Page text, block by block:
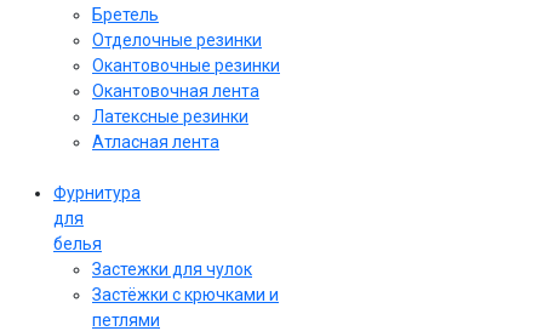
Бретель
Отделочные резинки
Окантовочные резинки
Окантовочная лента
Латексные резинки
Атласная лента
Фурнитура
для
белья
Застежки для чулок
Застёжки с крючками и
петлями